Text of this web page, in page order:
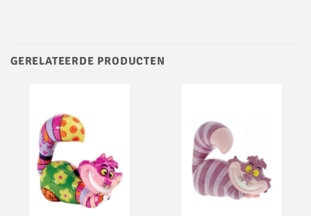
GERELATEERDE PRODUCTEN